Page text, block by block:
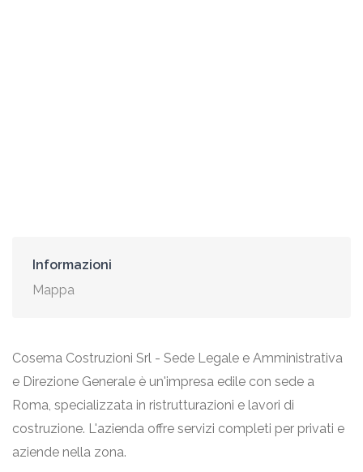
Informazioni
Mappa
Cosema Costruzioni Srl - Sede Legale e Amministrativa
e Direzione Generale è un'impresa edile con sede a
Roma, specializzata in ristrutturazioni e lavori di
costruzione. L'azienda offre servizi completi per privati e
aziende nella zona.